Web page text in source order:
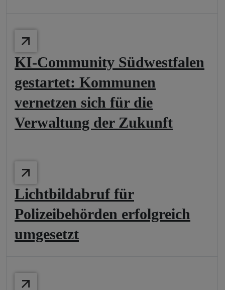
KI-Community Südwestfalen
gestartet: Kommunen
vernetzen sich für die
Verwaltung der Zukunft
Lichtbildabruf für
Polizeibehörden erfolgreich
umgesetzt